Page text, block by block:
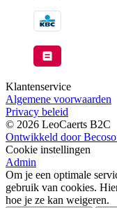
Klantenservice
Algemene voorwaarden
Privacy beleid
© 2026 LeoCaerts B2C
Ontwikkeld door
Cookie instellingen
Admin
Om je een optimale
gebruik van cookies.
hoe je ze kan weigeren.